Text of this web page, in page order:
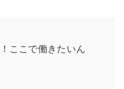
！ここで働きたいん